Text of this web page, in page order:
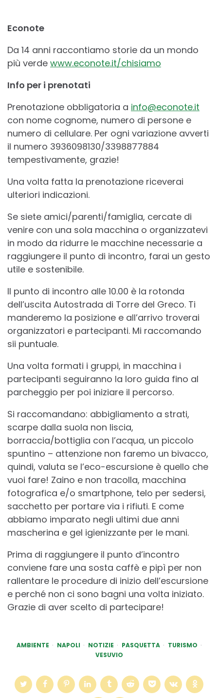
Econote
Da 14 anni raccontiamo storie da un mondo
più verde www.econote.it/chisiamo
Info per i prenotati
Prenotazione obbligatoria a info@econote.it
con nome cognome, numero di persone e
numero di cellulare. Per ogni variazione avverti
il numero 3936098130/3398877884
tempestivamente, grazie!
Una volta fatta la prenotazione riceverai
ulteriori indicazioni.
Se siete amici/parenti/famiglia, cercate di
venire con una sola macchina o organizzatevi
in modo da ridurre le macchine necessarie a
raggiungere il punto di incontro, farai un gesto
utile e sostenibile.
Il punto di incontro alle 10.00 è la rotonda
dell’uscita Autostrada di Torre del Greco. Ti
manderemo la posizione e all’arrivo troverai
organizzatori e partecipanti. Mi raccomando
sii puntuale.
Una volta formati i gruppi, in macchina i
partecipanti seguiranno la loro guida fino al
parcheggio per poi iniziare il percorso.
Si raccomandano: abbigliamento a strati,
scarpe dalla suola non liscia,
borraccia/bottiglia con l’acqua, un piccolo
spuntino – attenzione non faremo un bivacco,
quindi, valuta se l’eco-escursione è quello che
vuoi fare! Zaino e non tracolla, macchina
fotografica e/o smartphone, telo per sedersi,
sacchetto per portare via i rifiuti. E come
abbiamo imparato negli ultimi due anni
mascherina e gel igienizzante per le mani.
Prima di raggiungere il punto d’incontro
conviene fare una sosta caffè e pipì per non
rallentare le procedure di inizio dell’escursione
e perché non ci sono bagni una volta iniziato.
Grazie di aver scelto di partecipare!
AMBIENTE NAPOLI NOTIZIE PASQUETTA
TURISMO
VESUVIO